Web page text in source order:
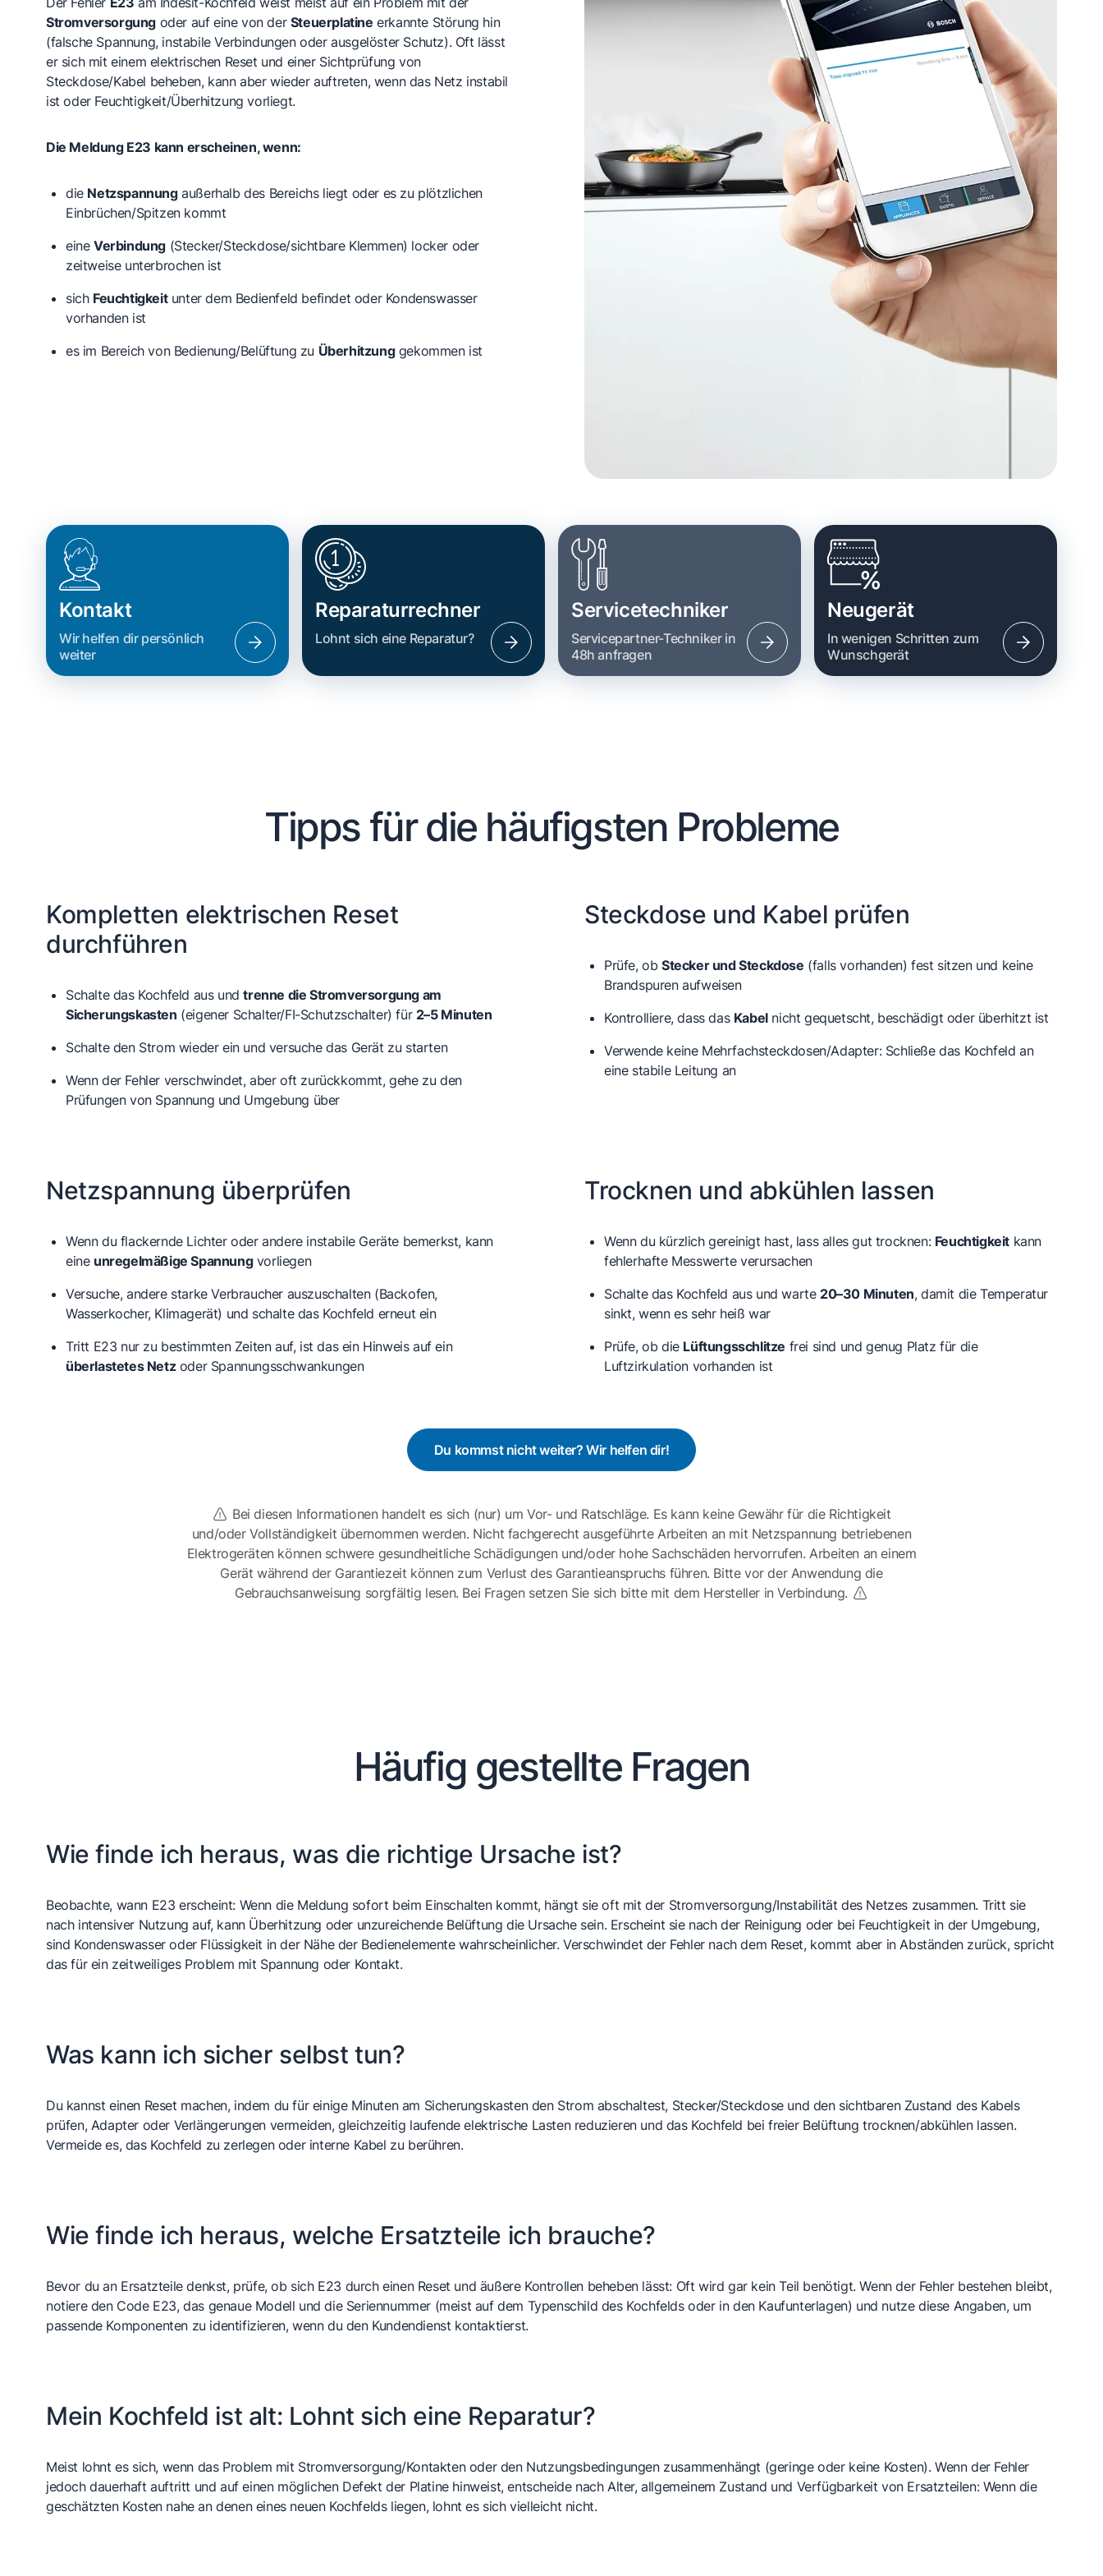
Stromversorgung oder auf eine von der Steuerplatine erkannte Störung hin
(falsche Spannung, instabile Verbindungen oder ausgelöster Schutz). Oft lässt
er sich mit einem elektrischen Reset und einer Sichtprüfung von
Steckdose/Kabel beheben, kann aber wieder auftreten, wenn das Netz instabil
ist oder Feuchtigkeit/Überhitzung vorliegt.
Die Meldung E23 kann erscheinen, wenn:
die Netzspannungaußerhalb des Bereichs liegt oder es zu plötzlichen
Einbrüchen/Spitzen kommt
eine Verbindung (Stecker/Steckdose/sichtbare Klemmen) locker oder
zeitweise unterbrochen ist
sich Feuchtigkeitunter dem Bedienfeld befindet oder Kondenswasser
vorhanden ist
es im Bereich von Bedienung/Belüftung zu Überhitzunggekommen ist
Kontakt
Wir helfen dir persönlich
weiter
Reparaturrechner
Lohnt sich eine Reparatur?
Servicetechniker
Servicepartner-Techniker in
48h anfragen
Neugerät
In wenigen Schritten zum
Wunschgerät
Tipps für die häufigsten Probleme
Kompletten elektrischen Reset
durchführen
Schalte das Kochfeld aus undtrenne die Stromversorgung am
Sicherungskasten (eigener Schalter/FI-Schutzschalter) für 2–5 Minuten
Schalte den Strom wieder ein und versuche das Gerät zu starten
Wenn der Fehler verschwindet, aber oft zurückkommt, gehe zu den
Prüfungen von Spannung und Umgebung über
Steckdose und Kabel prüfen
Prüfe, ob Stecker und Steckdose (falls vorhanden) fest sitzen und keine
Brandspuren aufweisen
Kontrolliere, dass das Kabelnicht gequetscht, beschädigt oder überhitzt ist
Verwende keine Mehrfachsteckdosen/Adapter: Schließe das Kochfeld an
eine stabile Leitung an
Netzspannung überprüfen
Wenn du flackernde Lichter oder andere instabile Geräte bemerkst, kann
eine unregelmäßige Spannungvorliegen
Versuche, andere starke Verbraucher auszuschalten (Backofen,
Wasserkocher, Klimagerät) und schalte das Kochfeld erneut ein
Tritt E23 nur zu bestimmten Zeiten auf, ist das ein Hinweis auf ein
überlastetes Netzoder Spannungsschwankungen
Trocknen und abkühlen lassen
Wenn du kürzlich gereinigt hast, lass alles gut trocknen: Feuchtigkeit kann
fehlerhafte Messwerte verursachen
Schalte das Kochfeld aus und warte 20–30 Minuten, damit die Temperatur
sinkt, wenn es sehr heiß war
Prüfe, ob die Lüftungsschlitze frei sind und genug Platz für die
Luftzirkulation vorhanden ist
Du kommst nicht weiter? Wir helfen dir!
Bei diesen Informationen handelt es sich (nur) um Vor- und Ratschläge. Es kann keine Gewähr für die Richtigkeit
und/oder Vollständigkeit übernommen werden. Nicht fachgerecht ausgeführte Arbeiten an mit Netzspannung betriebenen
Elektrogeräten können schwere gesundheitliche Schädigungen und/oder hohe Sachschäden hervorrufen. Arbeiten an einem
Gerät während der Garantiezeit können zum Verlust des Garantieanspruchs führen. Bitte vor der Anwendung die
Gebrauchsanweisung sorgfältig lesen. Bei Fragen setzen Sie sich bitte mit dem Hersteller in Verbindung.
Häufig gestellte Fragen
Wie finde ich heraus, was die richtige Ursache ist?
Beobachte, wann E23 erscheint: Wenn die Meldung sofort beim Einschalten kommt, hängt sie oft mit der Stromversorgung/Instabilität des Netzes zusammen. Tritt sie
nach intensiver Nutzung auf, kann Überhitzung oder unzureichende Belüftung die Ursache sein. Erscheint sie nach der Reinigung oder bei Feuchtigkeit in der Umgebung,
sind Kondenswasser oder Flüssigkeit in der Nähe der Bedienelemente wahrscheinlicher. Verschwindet der Fehler nach dem Reset, kommt aber in Abständen zurück, spricht
das für ein zeitweiliges Problem mit Spannung oder Kontakt.
Was kann ich sicher selbst tun?
Du kannst einen Reset machen, indem du für einige Minuten am Sicherungskasten den Strom abschaltest, Stecker/Steckdose und den sichtbaren Zustand des Kabels
prüfen, Adapter oder Verlängerungen vermeiden, gleichzeitig laufende elektrische Lasten reduzieren und das Kochfeld bei freier Belüftung trocknen/abkühlen lassen.
Vermeide es, das Kochfeld zu zerlegen oder interne Kabel zu berühren.
Wie finde ich heraus, welche Ersatzteile ich brauche?
Bevor du an Ersatzteile denkst, prüfe, ob sich E23 durch einen Reset und äußere Kontrollen beheben lässt: Oft wird gar kein Teil benötigt. Wenn der Fehler bestehen bleibt,
notiere den Code E23, das genaue Modell und die Seriennummer (meist auf dem Typenschild des Kochfelds oder in den Kaufunterlagen) und nutze diese Angaben, um
passende Komponenten zu identifizieren, wenn du den Kundendienst kontaktierst.
Mein Kochfeld ist alt: Lohnt sich eine Reparatur?
Meist lohnt es sich, wenn das Problem mit Stromversorgung/Kontakten oder den Nutzungsbedingungen zusammenhängt (geringe oder keine Kosten). Wenn der Fehler
jedoch dauerhaft auftritt und auf einen möglichen Defekt der Platine hinweist, entscheide nach Alter, allgemeinem Zustand und Verfügbarkeit von Ersatzteilen: Wenn die
geschätzten Kosten nahe an denen eines neuen Kochfelds liegen, lohnt es sich vielleicht nicht.